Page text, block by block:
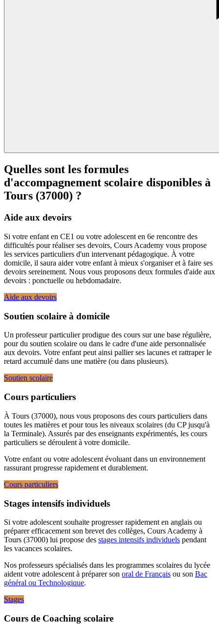
Quelles sont les formules
d'accompagnement scolaire disponibles à
Tours (37000) ?
Aide aux devoirs
Si votre enfant en CE1 ou votre adolescent en 6e rencontre des
difficultés pour réaliser ses devoirs, Cours Academy vous propose
les services particuliers d'un intervenant pédagogique. À votre
domicile, il saura aider votre enfant à mieux s'organiser et à faire ses
devoirs sereinement. Nous vous proposons deux formules d'aide aux
devoirs : ponctuelle ou hebdomadaire.
Aide aux devoirs
Soutien scolaire à domicile
Un professeur particulier prodigue des cours sur une base régulière,
pour du soutien scolaire ou dans le cadre d'une aide personnalisée
aux devoirs. Votre enfant peut ainsi pallier ses lacunes et rattraper le
retard accumulé dans une matière (ou dans plusieurs).
Soutien scolaire
Cours particuliers
À Tours (37000), nous vous proposons des cours particuliers dans
toutes les matières et pour tous les niveaux scolaires (du CP jusqu'à
la Terminale). Assurés par des enseignants expérimentés, les cours
particuliers se déroulent à votre domicile.
Votre enfant ou votre adolescent évoluant dans un environnement
rassurant progresse rapidement et durablement.
Cours particuliers
Stages intensifs individuels
Si votre adolescent souhaite progresser rapidement en anglais ou
préparer efficacement son brevet des collèges, Cours Academy à
Tours (37000) lui propose des stages intensifs individuels pendant
les vacances scolaires.
Nos professeurs spécialisés dans les programmes scolaires du lycée
aident votre adolescent à préparer son oral de Français ou son Bac
général ou Technologique.
Stages
Cours de Coaching scolaire